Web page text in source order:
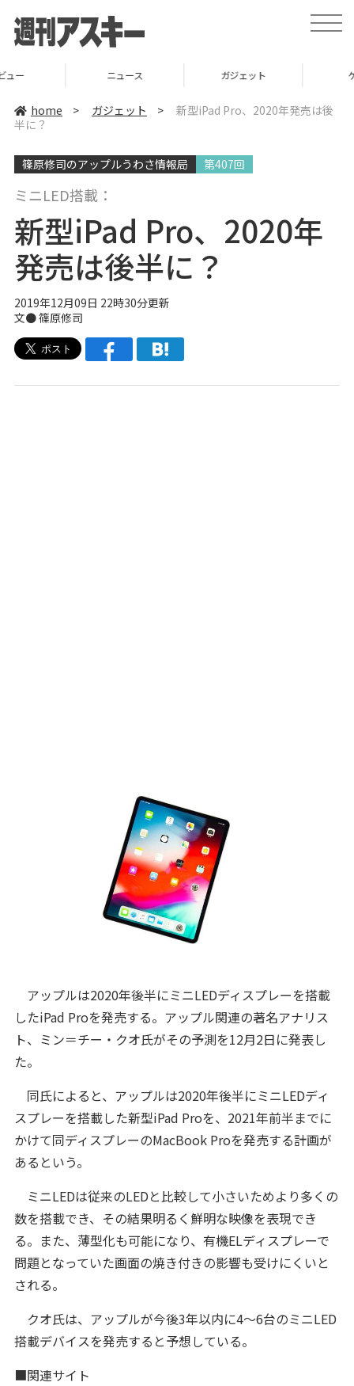
t
o
a
v
home > ガジェット >
新型iPad Pro、2020年発売は後
半に？
篠原修司のアップルうわさ情報局 第407回
ミニLED搭載：
新型iPad Pro、2020年
発売は後半に？
2019年12月09日 22時30分更新
文● 篠原修司
アップルは2020年後半にミニLEDディスプレーを搭載
したiPad Proを発売する。アップル関連の著名アナリス
ト、ミン＝チー・クオ氏がその予測を12月2日に発表し
た。
同氏によると、アップルは2020年後半にミニLEDディ
スプレーを搭載した新型iPad Proを、2021年前半までに
かけて同ディスプレーのMacBook Proを発売する計画が
あるという。
ミニLEDは従来のLEDと比較して小さいためより多くの
数を搭載でき、その結果明るく鮮明な映像を表現でき
る。また、薄型化も可能になり、有機ELディスプレーで
問題となっていた画面の焼き付きの影響も受けにくいと
される。
クオ氏は、アップルが今後3年以内に4～6台のミニLED
搭載デバイスを発売すると予想している。
■関連サイト